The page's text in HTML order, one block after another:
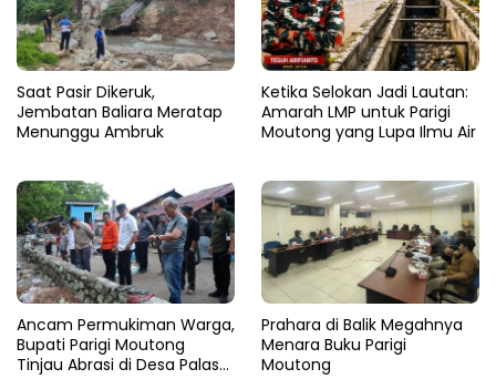
Saat Pasir Dikeruk,
Jembatan Baliara Meratap
Menunggu Ambruk
Ketika Selokan Jadi Lautan:
Amarah LMP untuk Parigi
Moutong yang Lupa Ilmu Air
Ancam Permukiman Warga,
Bupati Parigi Moutong
Tinjau Abrasi di Desa Palasa
Prahara di Balik Megahnya
Menara Buku Parigi
Moutong